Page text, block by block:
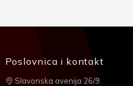
Poslovnica i kontakt
Slavonska avenija 26/9